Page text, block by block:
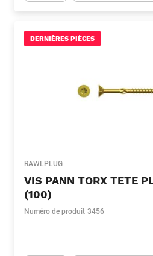
DERNIÈRES PIÈCES
RAWLPLUG
VIS PANN TORX TETE
(100)
Numéro de produit 3456